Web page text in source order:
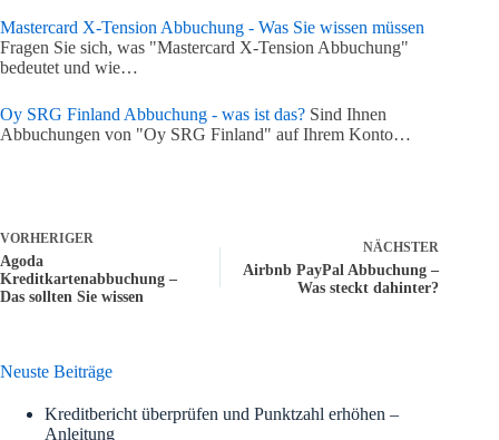
Mastercard X-Tension Abbuchung - Was Sie wissen müssen
Fragen Sie sich, was "Mastercard X-Tension Abbuchung"
bedeutet und wie…
Oy SRG Finland Abbuchung - was ist das? Sind Ihnen
Abbuchungen von "Oy SRG Finland" auf Ihrem Konto…
VORHERIGER
Agoda
Kreditkartenabbuchung –
Das sollten Sie wissen
NÄCHSTER
Airbnb PayPal Abbuchung –
Was steckt dahinter?
Neuste Beiträge
Kreditbericht überprüfen und Punktzahl erhöhen –
Anleitung